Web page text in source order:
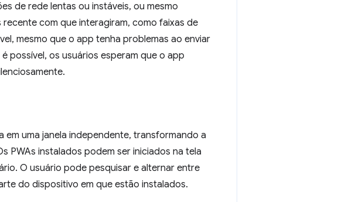
de rede lentas ou instáveis, ou mesmo
com que interagiram, como faixas de
mesmo que o app tenha problemas ao enviar
possível, os usuários esperam que o app
em uma janela independente, transformando a
PWAs instalados podem ser iniciados na tela
O usuário pode pesquisar e alternar entre
do dispositivo em que estão instalados.